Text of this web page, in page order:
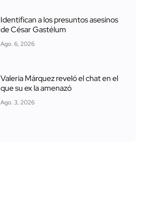
Identifican a los presuntos asesinos
de César Gastélum
Ago. 6, 2026
Valeria Márquez reveló el chat en el
que su ex la amenazó
Ago. 3, 2026